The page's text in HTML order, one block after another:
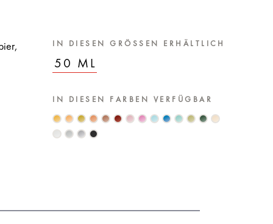
IN DIESEN GRÖSSEN ERHÄLTLICH
50 ML
IN DIESEN FARBEN VERFÜGBAR